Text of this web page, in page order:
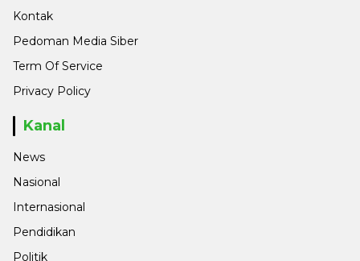
Kontak
Pedoman Media Siber
Term Of Service
Privacy Policy
Kanal
News
Nasional
Internasional
Pendidikan
Politik